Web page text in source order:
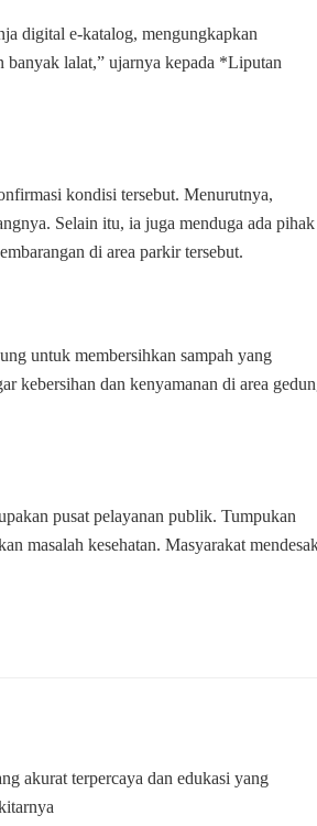
digital e-katalog, mengungkapkan
banyak lalat,” ujarnya kepada *Liputan
kondisi tersebut. Menurutnya,
Selain itu, ia juga menduga ada pihak
di area parkir tersebut.
untuk membersihkan sampah yang
kebersihan dan kenyamanan di area
pusat pelayanan publik. Tumpukan
masalah kesehatan. Masyarakat
akurat terpercaya dan edukasi yang